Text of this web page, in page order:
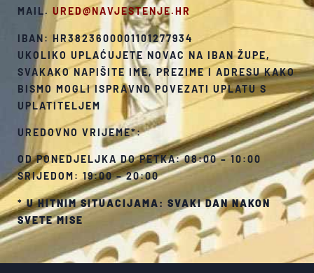
MAIL. URED@NAVJESTENJE.HR
IBAN: HR3823600001101277934
UKOLIKO UPLAĆUJETE NOVAC NA IBAN ŽUPE,
SVAKAKO NAPIŠITE IME, PREZIME I ADRESU KAKO
BISMO MOGLI ISPRAVNO POVEZATI UPLATU S
UPLATITELJEM
UREDOVNO VRIJEME*:
OD PONEDJELJKA DO PETKA: 08:00 – 10:00
SRIJEDOM: 19:00 – 20:00
*U HITNIM SITUACIJAMA: SVAKI DAN NAKON
SVETE MISE